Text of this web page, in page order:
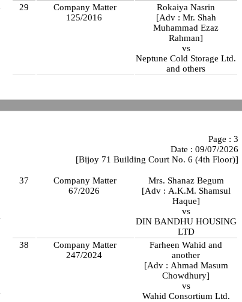
29
Company Matter
125/2016
Rokaiya Nasrin
[Adv : Mr. Shah
Muhammad Ezaz
Rahman]
vs
Neptune Cold Storage Ltd.
and others
Page : 3
Date : 09/07/2026
[Bijoy 71 Building Court No. 6 (4th Floor)]
37
Company Matter
67/2026
Mrs. Shanaz Begum
[Adv : A.K.M. Shamsul
Haque]
vs
DIN BANDHU HOUSING
LTD
38
Company Matter
247/2024
Farheen Wahid and
another
[Adv : Ahmad Masum
Chowdhury]
vs
Wahid Consortium Ltd.